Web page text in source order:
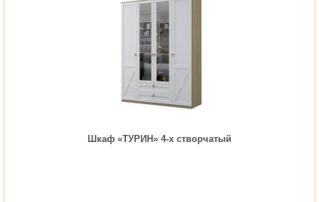
Шкаф «ТУРИН» 4-х створчатый